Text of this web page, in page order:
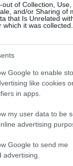
of Collection, Use,
and/or Sharing of
that Is Unrelated
which it was collected.
Google to enable
like cookies
in apps.
my user data to be
advertising
Google to send me
advertising.
Iván
A szerző cikkei
és a második